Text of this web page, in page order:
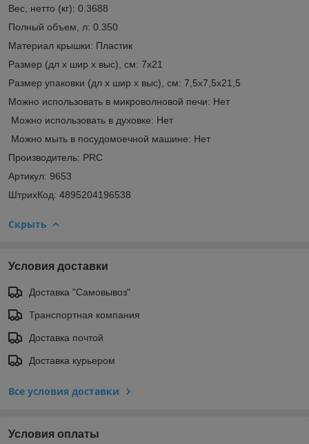
Вес, нетто (кг): 0.3688
Полный объем, л: 0.350
Материал крышки: Пластик
Размер (дл х шир х выс), см: 7х21
Размер упаковки (дл х шир х выс), см: 7,5х7,5х21,5
Можно использовать в микроволновой печи: Нет
Можно использовать в духовке: Нет
Можно мыть в посудомоечной машине: Нет
Производитель: PRC
Артикул: 9653
ШтрихКод: 4895204196538
Скрыть
Условия доставки
Доставка "Самовывоз"
Транспортная компания
Доставка почтой
Доставка курьером
Все условия доставки
Условия оплаты